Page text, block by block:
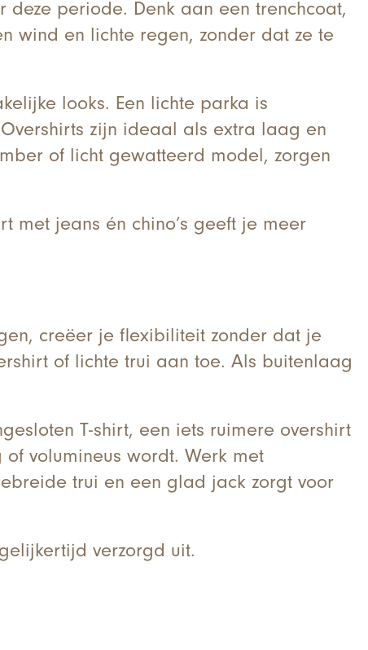
periode. Denk aan een trenchcoat,
wind en lichte regen, zonder dat ze te
looks. Een lichte parka is
zijn ideaal als extra laag en
of licht gewatteerd model, zorgen
met jeans én chino’s geeft je meer
creëer je flexibiliteit zonder dat je
of lichte trui aan toe. Als buitenlaag
T-shirt, een iets ruimere overshirt
volumineus wordt. Werk met
trui en een glad jack zorgt voor
verzorgd uit.